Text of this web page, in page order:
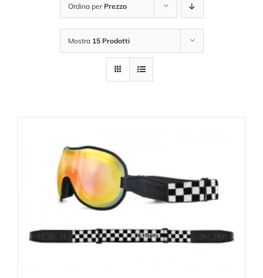
Ordina per Prezzo
Mostra 15 Prodotti